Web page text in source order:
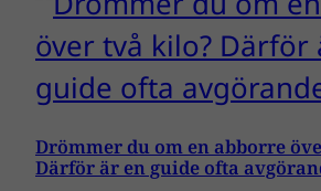
Drömmer du om en abborre
Därför är en guide ofta